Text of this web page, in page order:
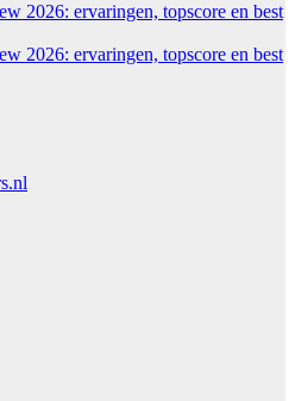
2026: ervaringen, topscore en best
2026: ervaringen, topscore en best